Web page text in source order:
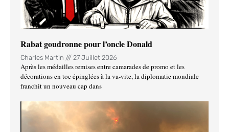
Rabat goudronne pour l’oncle Donald
Charles Martin 27 Juillet 2026
Après les médailles remises entre camarades de promo et les
décorations en toc épinglées à la va-vite, la diplomatie mondiale
franchit un nouveau cap dans